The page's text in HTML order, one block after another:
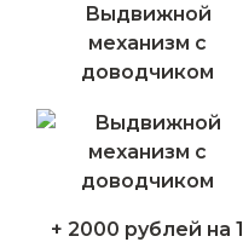
Выдвижной
механизм с
доводчиком
+ 2000 рублей на 1